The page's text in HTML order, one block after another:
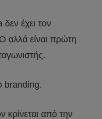
έχει τον
αλλά είναι πρώτη
branding.
από την